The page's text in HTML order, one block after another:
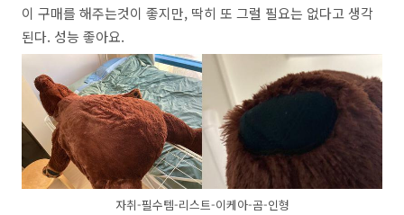
이 구매를 해주는것이 좋지만, 딱히 또 그럴 필요는 없다고 생각
된다. 성능 좋아요.
자취-필수템-리스트-이케아-곰-인형